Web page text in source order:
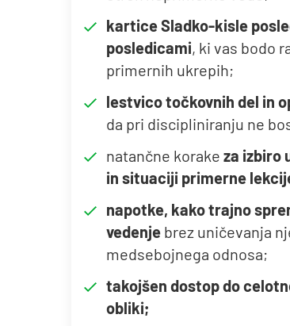
kartice Sladko-kisle
posledicami, ki vas bodo
primernih ukrepih;
lestvico točkovnih del in
da pri discipliniranju ne
natančne korake za izbiro
in situaciji primerne
napotke, kako trajno
vedenje brez uničevanja
medsebojnega odnosa;
takojšen dostop do
obliki;